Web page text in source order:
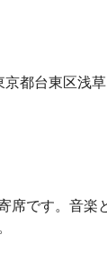
都台東区浅
席です。音